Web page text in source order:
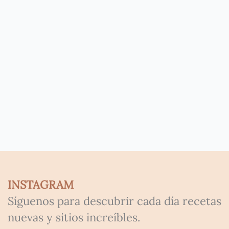
INSTAGRAM
Síguenos para descubrir cada día recetas
nuevas y sitios increíbles.